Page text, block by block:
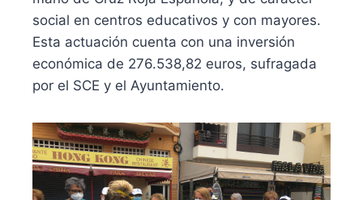
social en centros educativos y con mayores.
Esta actuación cuenta con una inversión
económica de 276.538,82 euros, sufragada
por el SCE y el Ayuntamiento.